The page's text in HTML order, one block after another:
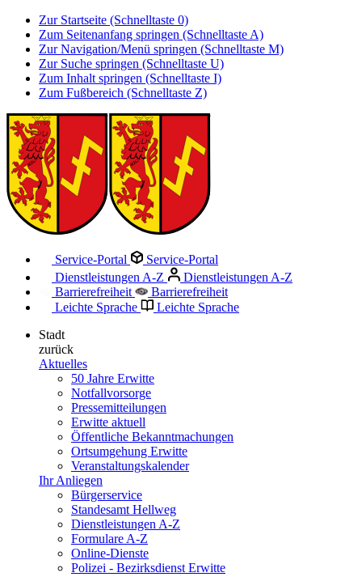
Zur Startseite (Schnelltaste 0)
Zum Seitenanfang springen (Schnelltaste A)
Zur Navigation/Menü springen (Schnelltaste M)
Zur Suche springen (Schnelltaste U)
Zum Inhalt springen (Schnelltaste I)
Zum Fußbereich (Schnelltaste Z)
Service-Portal
Service-Portal
Dienstleistungen A-Z
Dienstleistungen A-Z
Barrierefreiheit
Barrierefreiheit
Leichte Sprache
Leichte Sprache
Stadt
zurück
Aktuelles
50 Jahre Erwitte
Notfallvorsorge
Pressemitteilungen
Erwitte aktuell
Öffentliche Bekanntmachungen
Ortsumgehung Erwitte
Veranstaltungskalender
Ihr Anliegen
Bürgerservice
Standesamt Hellweg
Dienstleistungen A-Z
Formulare A-Z
Online-Dienste
Polizei - Bezirksdienst Erwitte